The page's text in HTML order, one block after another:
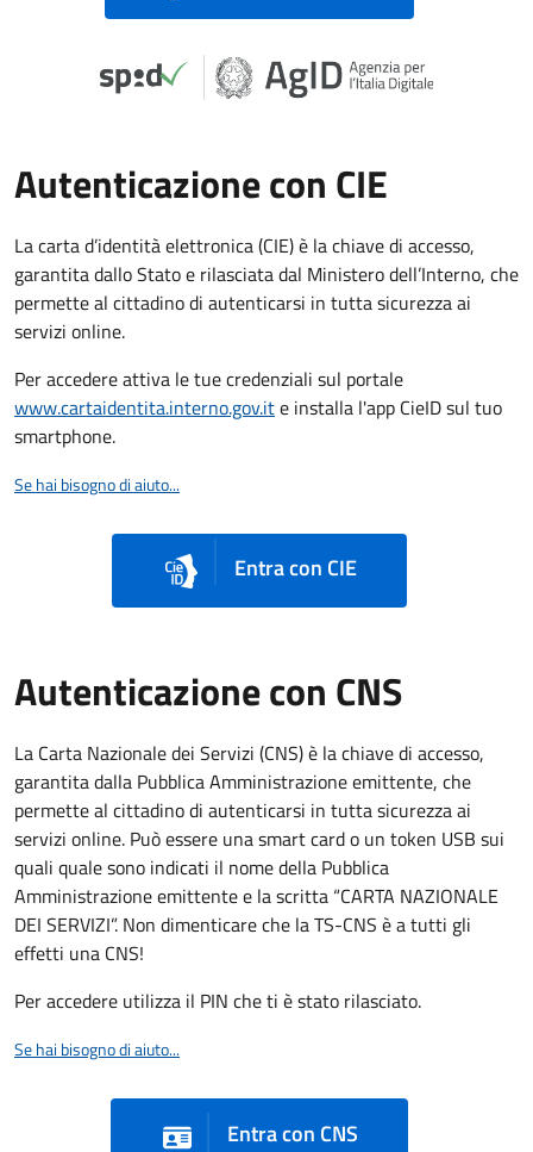
Autenticazione con CIE
La carta d’identità elettronica (CIE) è la chiave di accesso,
garantita dallo Stato e rilasciata dal Ministero dell’Interno, che
permette al cittadino di autenticarsi in tutta sicurezza ai
servizi online.
Per accedere attiva le tue credenziali sul portale
www.cartaidentita.interno.gov.ite installa l'app CieID sul tuo
smartphone.
Se hai bisogno di aiuto...
Entra con CIE
Autenticazione con CNS
La Carta Nazionale dei Servizi (CNS) è la chiave di accesso,
garantita dalla Pubblica Amministrazione emittente, che
permette al cittadino di autenticarsi in tutta sicurezza ai
servizi online. Può essere una smart card o un token USB sui
quali quale sono indicati il nome della Pubblica
Amministrazione emittente e la scritta “CARTA NAZIONALE
DEI SERVIZI”. Non dimenticare che la TS-CNS è a tutti gli
effetti una CNS!
Per accedere utilizza il PIN che ti è stato rilasciato.
Se hai bisogno di aiuto...
Entra con CNS